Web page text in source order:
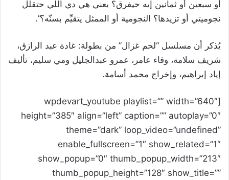
أو سبعين أو ثمانين إيه حيفرق؟ يعني هي دي اللي حتقلل
نجوميتي أو تزيدها؟ النجومية أو الممثل يتقيِّم بسنّه؟”.
يُذكر أن مسلسل “لحم غزال” من بطولة: غادة عبد الرازق،
شريف سلامة، وفاء عامر، عمرو عبدالجليل ومي سليم، تأليف
إياد إبراهيم، وإخراج محمد أسامة.
[wpdevart_youtube playlist=”” width=”640″
height=”385″ align=”left” caption=”” autoplay=”0″
theme=”dark” loop_video=”undefined”
enable_fullscreen=”1″ show_related=”1″
show_popup=”0″ thumb_popup_width=”213″
thumb_popup_height=”128″ show_title=””